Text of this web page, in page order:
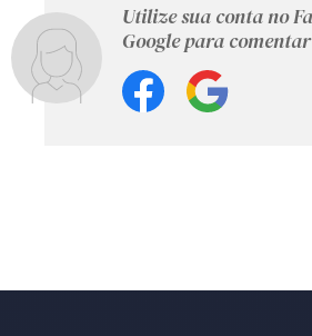
Utilize sua conta no
Google para comentar